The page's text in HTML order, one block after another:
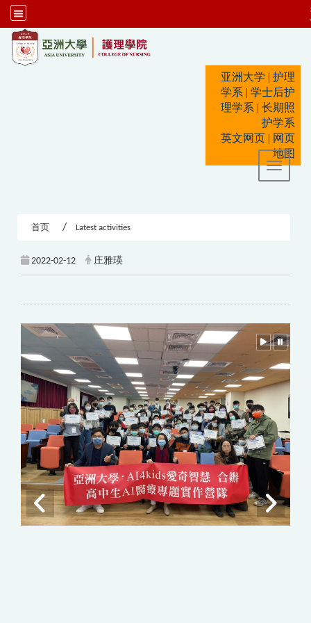
亚洲大学 | 护理
学系 | 学士后护
理学系 | 长期照
护学系
英文网页 | 网页
地图
Toggle
首页 Latest activities
2022-02-12 庄雅瑛